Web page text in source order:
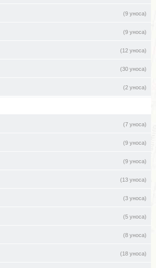
(9 уноса)
(9 уноса)
(12 уноса)
(30 уноса)
(2 уноса)
(7 уноса)
(9 уноса)
(9 уноса)
(13 уноса)
(3 уноса)
(5 уноса)
(8 уноса)
(18 уноса)